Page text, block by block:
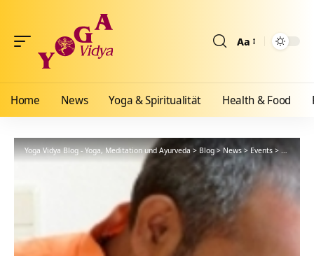
Aa
Home News Yoga & Spiritualität Health & Food
Yoga Vidya Blog - Yoga, Meditation und Ayurveda > Blog> News > Events >